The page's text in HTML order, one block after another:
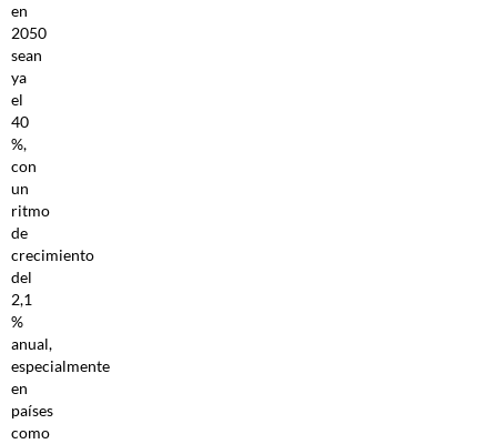
en
2050
sean
ya
el
40
%,
con
un
ritmo
de
crecimiento
del
2,1
%
anual,
especialmente
en
países
como